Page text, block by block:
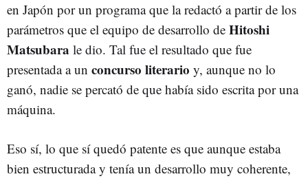
en Japón por un programa que la redactó a partir de los
parámetros que el equipo de desarrollo de Hitoshi
Matsubara le dio. Tal fue el resultado que fue
presentada a un concurso literario y, aunque no lo
ganó, nadie se percató de que había sido escrita por una
máquina.
Eso sí, lo que sí quedó patente es que aunque estaba
bien estructurada y tenía un desarrollo muy coherente,